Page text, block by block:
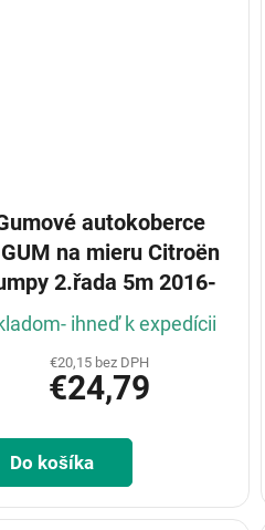
autokoberce
na mieru Citroën
2.řada 5m 2016-
ihneď k expedícii
€20,15 bez DPH
€24,79
Do košíka